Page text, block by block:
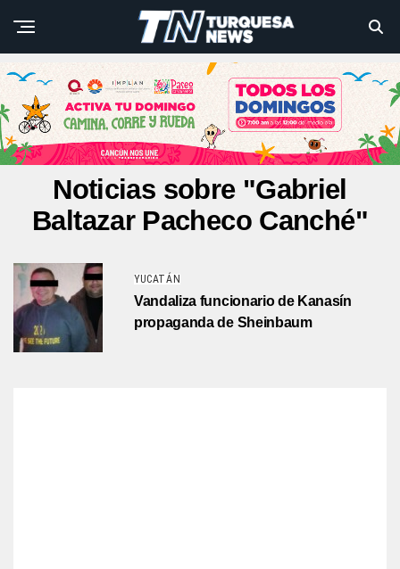
Noticias sobre "Gabriel
Baltazar Pacheco Canché"
YUCATÁN
Vandaliza funcionario de Kanasín
propaganda de Sheinbaum